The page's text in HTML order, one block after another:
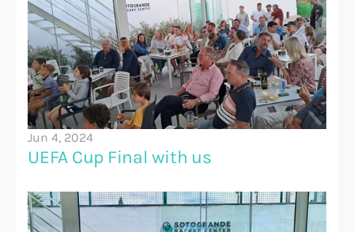
Jun 4, 2024
UEFA Cup Final with us